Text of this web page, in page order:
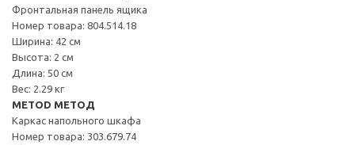
Фронтальная панель ящика
Номер товара: 804.514.18
Ширина: 42 см
Высота: 2 см
Длина: 50 см
Вес: 2.29 кг
METOD МЕТОД
Каркас напольного шкафа
Номер товара: 303.679.74